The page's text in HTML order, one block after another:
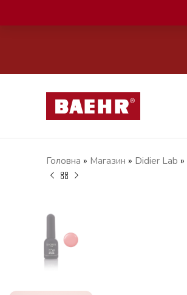
Головна » Магазин » Didier Lab »
грн
грн